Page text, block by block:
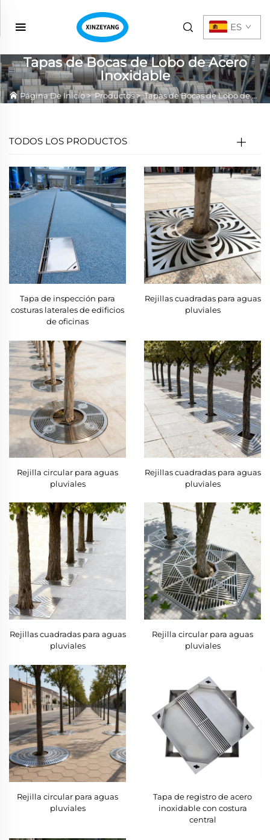
ES
Tapas de Bocas de Lobo de Acero
Inoxidable
Página De Inicio>Productos>Tapas de Bocas de Lobo de Acero Inoxidable
TODOS LOS PRODUCTOS
Tapa de inspección para
costuras laterales de edificios
de oficinas
Rejillas cuadradas para aguas
pluviales
Rejilla circular para aguas
pluviales
Rejillas cuadradas para aguas
pluviales
Rejillas cuadradas para aguas
pluviales
Rejilla circular para aguas
pluviales
Rejilla circular para aguas
pluviales
Tapa de registro de acero
inoxidable con costura
central